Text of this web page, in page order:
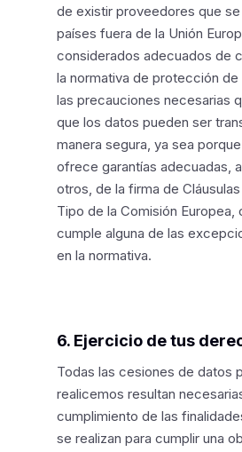
de existir proveedores que
países fuera de la Unión
considerados adecuados de
la normativa de protección
las precauciones necesarias
que los datos pueden ser
manera segura, ya sea
ofrece garantías adecuadas,
otros, de la firma de
Tipo de la Comisión Europea,
cumple alguna de las
en la normativa.
6. Ejercicio de tus
Todas las cesiones de datos
realicemos resultan
cumplimiento de las
se realizan para cumplir una